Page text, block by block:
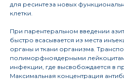
для ресинтеза новых
клетки.
При парентеральном введении
быстро всасывается из места
органы и ткани организма.
полиморфноядерными
инфекции, где высвобождается в
Максимальная концентрация